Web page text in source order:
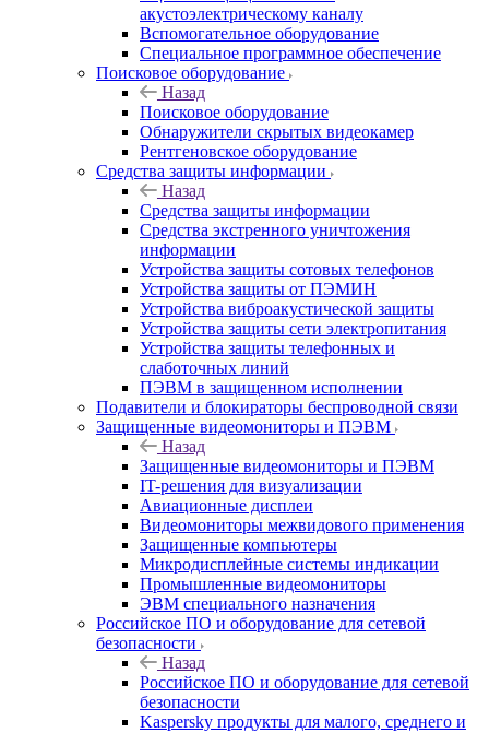
акустоэлектрическому каналу
Вспомогательное оборудование
Специальное программное обеспечение
Поисковое оборудование
Назад
Поисковое оборудование
Обнаружители скрытых видеокамер
Рентгеновское оборудование
Средства защиты информации
Назад
Средства защиты информации
Средства экстренного уничтожения
информации
Устройства защиты сотовых телефонов
Устройства защиты от ПЭМИН
Устройства виброакустической защиты
Устройства защиты сети электропитания
Устройства защиты телефонных и
слаботочных линий
ПЭВМ в защищенном исполнении
Подавители и блокираторы беспроводной связи
Защищенные видеомониторы и ПЭВМ
Назад
Защищенные видеомониторы и ПЭВМ
IT-решения для визуализации
Авиационные дисплеи
Видеомониторы межвидового применения
Защищенные компьютеры
Микродисплейные системы индикации
Промышленные видеомониторы
ЭВМ специального назначения
Российское ПО и оборудование для сетевой
безопасности
Назад
Российское ПО и оборудование для сетевой
безопасности
Kaspersky продукты для малого, среднего и